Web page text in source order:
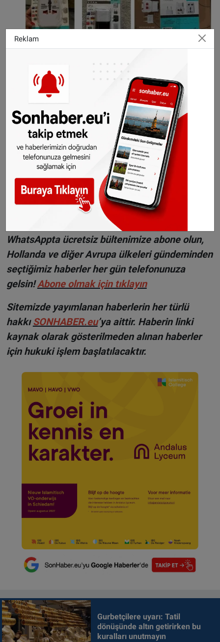
©Sonhaber.eu
aberlerimiziİnstagram hesabımızdan
WhatsAppta ücretsiz bültenimize abone olun,
Hollanda ve diğer Avrupa ülkeleri gündeminden
seçtiğimiz haberler her gün telefonunuza
gelsin! Abone olmak için tıklayın
Sitemizde yayımlanan haberlerin her türlü
hakkıSONHABER.eu’ya aittir. Haberin linki
kaynak olarak gösterilmeden alınan haberler
için hukuki işlem başlatılacaktır.
Gurbetçilere uyarı: Tatil
dönüşünde altın getirirken bu
kuralları unutmayın
Reklam